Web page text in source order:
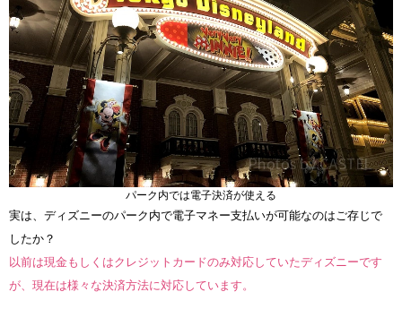
パーク内では電子決済が使える
実は、ディズニーのパーク内で電子マネー支払いが可能なのはご存じで
したか？
以前は現金もしくはクレジットカードのみ対応していたディズニーです
が、現在は様々な決済方法に対応しています。